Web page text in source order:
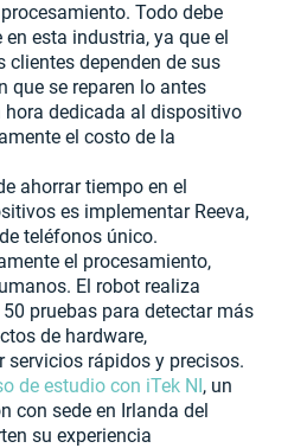
Todo debe
esta industria, ya que el
clientes dependen de sus
que se reparen lo antes
hora dedicada al dispositivo
el costo de la
ahorrar tiempo en el
es implementar Reeva,
teléfonos único.
el procesamiento,
El robot realiza
pruebas para detectar más
de hardware,
servicios rápidos y precisos.
de estudio con iTek NI, un
con sede en Irlanda del
su experiencia